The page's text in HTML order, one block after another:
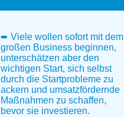
➨ Viele wollen sofort mit dem
großen Business beginnen,
unterschätzen aber den
wichtigen Start, sich selbst
durch die Startprobleme zu
ackern und umsatzfördernde
Maßnahmen zu schaffen,
bevor sie investieren.